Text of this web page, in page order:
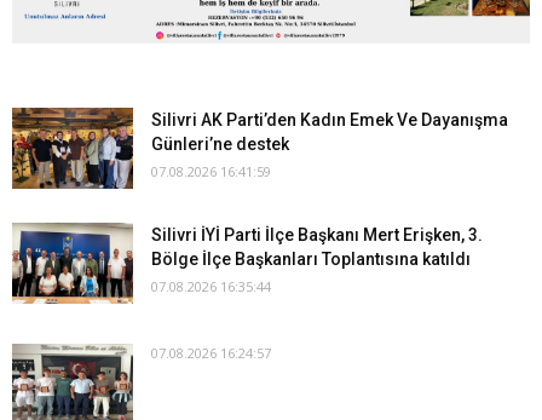
Silivri AK Parti’den Kadın Emek Ve Dayanışma
Günleri’ne destek
07.08.2026 16:41:59
Silivri İYİ Parti İlçe Başkanı Mert Erişken, 3.
Bölge İlçe Başkanları Toplantısına katıldı
07.08.2026 16:35:44
07.08.2026 16:24:57